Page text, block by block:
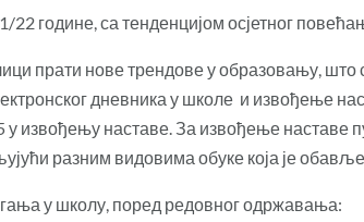
године, са тенденцијом осјетног
прати нове трендове у образовању, што
дневника у школе и извођење
извођењу наставе. За извођење наставе
разним видовима обуке која је
у школу, поред редовног одржавања: